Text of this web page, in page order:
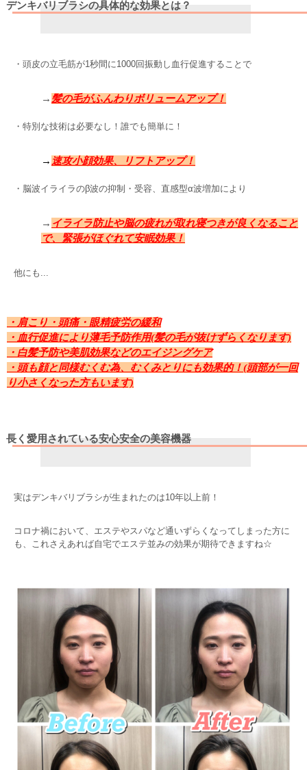
デンキバリブラシの具体的な効果とは？
・頭皮の立毛筋が1秒間に1000回振動し血行促進することで
→ 髪の毛がふんわりボリュームアップ！
・特別な技術は必要なし！誰でも簡単に！
→ 速攻小顔効果、リフトアップ！
・脳波イライラのβ波の抑制・受容、直感型α波増加により
→ イライラ防止や脳の疲れが取れ寝つきが良くなること
で、緊張がほぐれて安眠効果！
他にも...
・肩こり・頭痛・眼精疲労の緩和
・血行促進により薄毛予防作用(髪の毛が抜けずらくなります)
・白髪予防や美肌効果などのエイジングケア
・頭も顔と同様むくむ為、むくみとりにも効果的！(頭部が一回
り小さくなった方もいます)
長く愛用されている安心安全の美容機器
実はデンキバリブラシが生まれたのは10年以上前！
コロナ禍において、エステやスパなど通いずらくなってしまった方に
も、これさえあれば自宅でエステ並みの効果が期待できますね☆